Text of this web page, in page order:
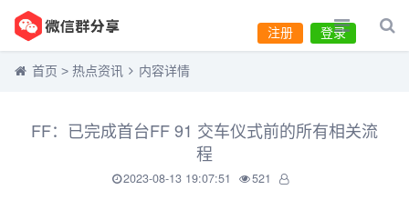
登录
注册
首页 > 热点资讯 内容详情
FF：已完成首台FF 91 交车仪式前的所有相关流
程
2023-08-13 19:07:51 521